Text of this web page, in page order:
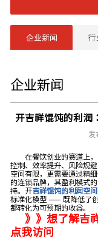
企业新闻
企业新闻
开吉祥馄饨的利润
发
在餐饮创业的赛道上
控制、效率提升、风险规
空间有限，更需要通过精
的连锁品牌，其盈利模式
持。开吉祥馄饨的利润空间
标准化模型 —— 既降低了
都转化为可预期的收益。
》》想了解吉
点我访问